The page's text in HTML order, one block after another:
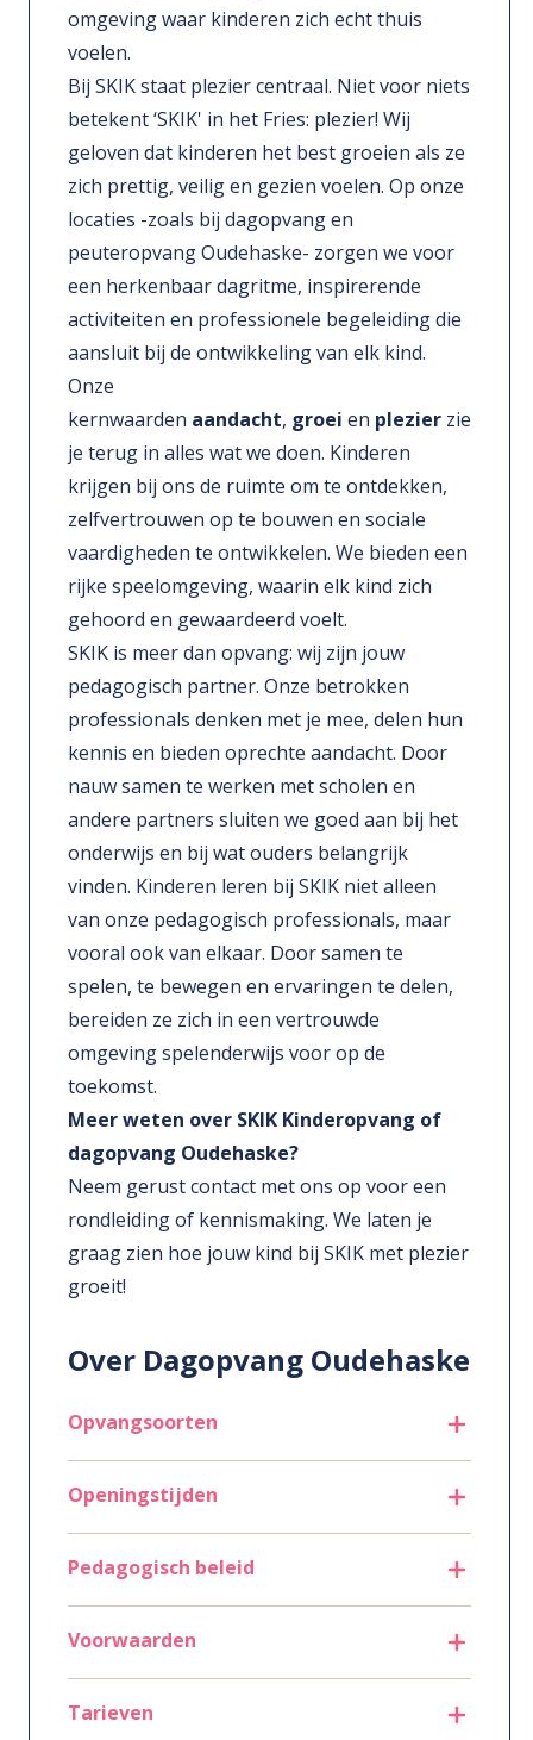
omgeving waar kinderen zich echt thuis
voelen.
Bij SKIK staat plezier centraal. Niet voor niets
betekent ‘SKIK' in het Fries: plezier! Wij
geloven dat kinderen het best groeien als ze
zich prettig, veilig en gezien voelen. Op onze
locaties -zoals bij dagopvang en
peuteropvang Oudehaske- zorgen we voor
een herkenbaar dagritme, inspirerende
activiteiten en professionele begeleiding die
aansluit bij de ontwikkeling van elk kind.
Onze
kernwaarden aandacht, groei en plezier zie
je terug in alles wat we doen. Kinderen
krijgen bij ons de ruimte om te ontdekken,
zelfvertrouwen op te bouwen en sociale
vaardigheden te ontwikkelen. We bieden een
rijke speelomgeving, waarin elk kind zich
gehoord en gewaardeerd voelt.
SKIK is meer dan opvang: wij zijn jouw
pedagogisch partner. Onze betrokken
professionals denken met je mee, delen hun
kennis en bieden oprechte aandacht. Door
nauw samen te werken met scholen en
andere partners sluiten we goed aan bij het
onderwijs en bij wat ouders belangrijk
vinden. Kinderen leren bij SKIK niet alleen
van onze pedagogisch professionals, maar
vooral ook van elkaar. Door samen te
spelen, te bewegen en ervaringen te delen,
bereiden ze zich in een vertrouwde
omgeving spelenderwijs voor op de
toekomst.
Meer weten over SKIK Kinderopvang of
dagopvang Oudehaske?
Neem gerust contact met ons op voor een
rondleiding of kennismaking. We laten je
graag zien hoe jouw kind bij SKIK met plezier
groeit!
Over Dagopvang Oudehaske
Opvangsoorten
Openingstijden
Pedagogisch beleid
Voorwaarden
Tarieven